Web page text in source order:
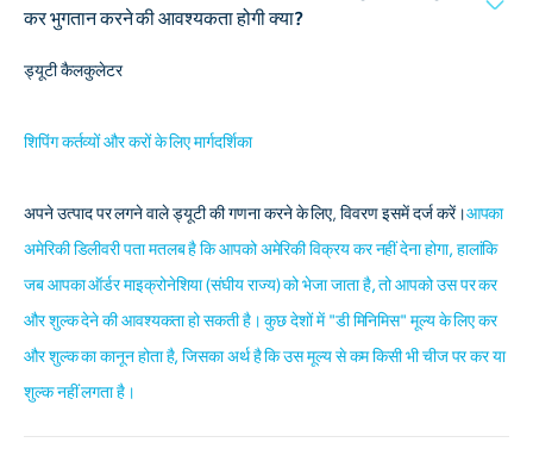
कर भुगतान करने की आवश्यकता होगी क्या?
ड्यूटी कैलकुलेटर
शिपिंग कर्तव्यों और करों के लिए मार्गदर्शिका
अपने उत्पाद पर लगने वाले ड्यूटी की गणना करने के लिए, विवरण इसमें दर्ज करें।आपका
अमेरिकी डिलीवरी पता मतलब है कि आपको अमेरिकी विक्रय कर नहीं देना होगा, हालांकि
जब आपका ऑर्डर माइक्रोनेशिया (संघीय राज्य) को भेजा जाता है, तो आपको उस पर कर
और शुल्क देने की आवश्यकता हो सकती है। कुछ देशों में "डी मिनिमिस" मूल्य के लिए कर
और शुल्क का कानून होता है, जिसका अर्थ है कि उस मूल्य से कम किसी भी चीज पर कर या
शुल्क नहीं लगता है।